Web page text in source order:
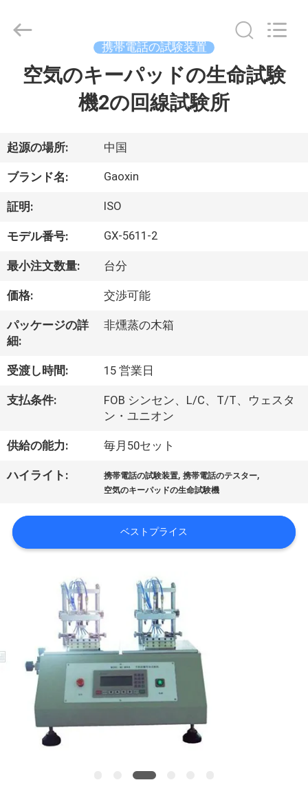
ロ
ダ
ク
ト
達
に
つ
い
工
旅
行
管
Testing
Equipment
Reserved.
携帯電話の試験装置
空気のキーパッドの生命試験
機2の回線試験所
起源の場所: 中国
ブランド名: Gaoxin
証明: ISO
モデル番号: GX-5611-2
最小注文数量: 台分
価格: 交渉可能
パッケージの詳
細:
非燻蒸の木箱
受渡し時間: 15 営業日
支払条件:
FOB シンセン、L/C、T/T、ウェスタ
ン・ユニオン
供給の能力: 毎月50セット
ハイライト: 携帯電話の試験装置,携帯電話のテスター,
空気のキーパッドの生命試験機
ベストプライス